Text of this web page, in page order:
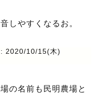
しやすくなるお。
: 2020/10/15(木)
の名前も民明農場と